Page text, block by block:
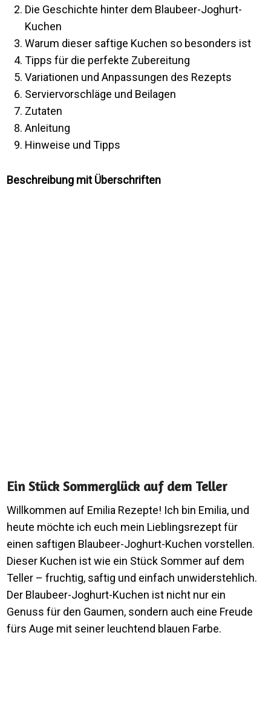
Die Geschichte hinter dem Blaubeer-Joghurt-
Kuchen
Warum dieser saftige Kuchen so besonders ist
Tipps für die perfekte Zubereitung
Variationen und Anpassungen des Rezepts
Serviervorschläge und Beilagen
Zutaten
Anleitung
Hinweise und Tipps
Beschreibung mit Überschriften
Ein Stück Sommerglück auf dem Teller
Willkommen auf Emilia Rezepte! Ich bin Emilia, und
heute möchte ich euch mein Lieblingsrezept für
einen saftigen Blaubeer-Joghurt-Kuchen vorstellen.
Dieser Kuchen ist wie ein Stück Sommer auf dem
Teller – fruchtig, saftig und einfach unwiderstehlich.
Der Blaubeer-Joghurt-Kuchen ist nicht nur ein
Genuss für den Gaumen, sondern auch eine Freude
fürs Auge mit seiner leuchtend blauen Farbe.